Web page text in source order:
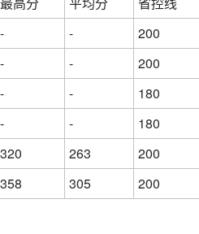
- -
200
- -
200
- -
180
- -
180
320 263
200
358 305
200